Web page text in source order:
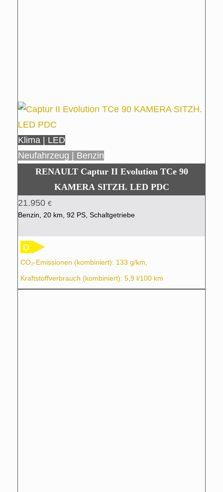
Klima | LED
Neufahrzeug | Benzin
RENAULT Captur II Evolution TCe 90
KAMERA SITZH. LED PDC
21.950 €
Benzin, 20 km, 92 PS, Schaltgetriebe
D
CO₂-Emissionen (kombiniert): 133 g/km,
Kraftstoffverbrauch (kombiniert): 5,9 l/100 km